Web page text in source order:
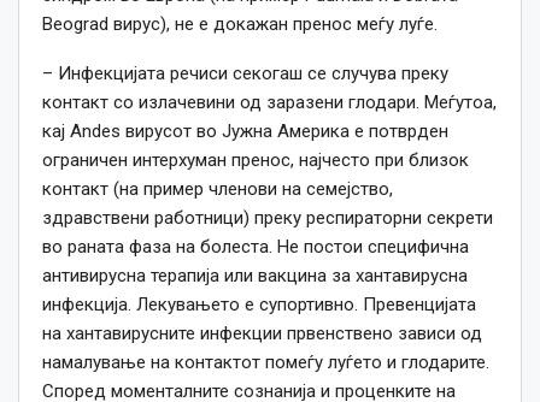
Beograd вирус), не е докажан пренос меѓу луѓе.
– Инфекцијата речиси секогаш се случува преку
контакт со излачевини од заразени глодари. Меѓутоа,
кај Andes вирусот во Јужна Америка е потврден
ограничен интерхуман пренос, најчесто при близок
контакт (на пример членови на семејство,
здравствени работници) преку респираторни секрети
во раната фаза на болеста. Не постои специфична
антивирусна терапија или вакцина за хантавирусна
инфекција. Лекувањето е супортивно. Превенцијата
на хантавирусните инфекции првенствено зависи од
намалување на контактот помеѓу луѓето и глодарите.
Според моменталните сознанија и проценките на